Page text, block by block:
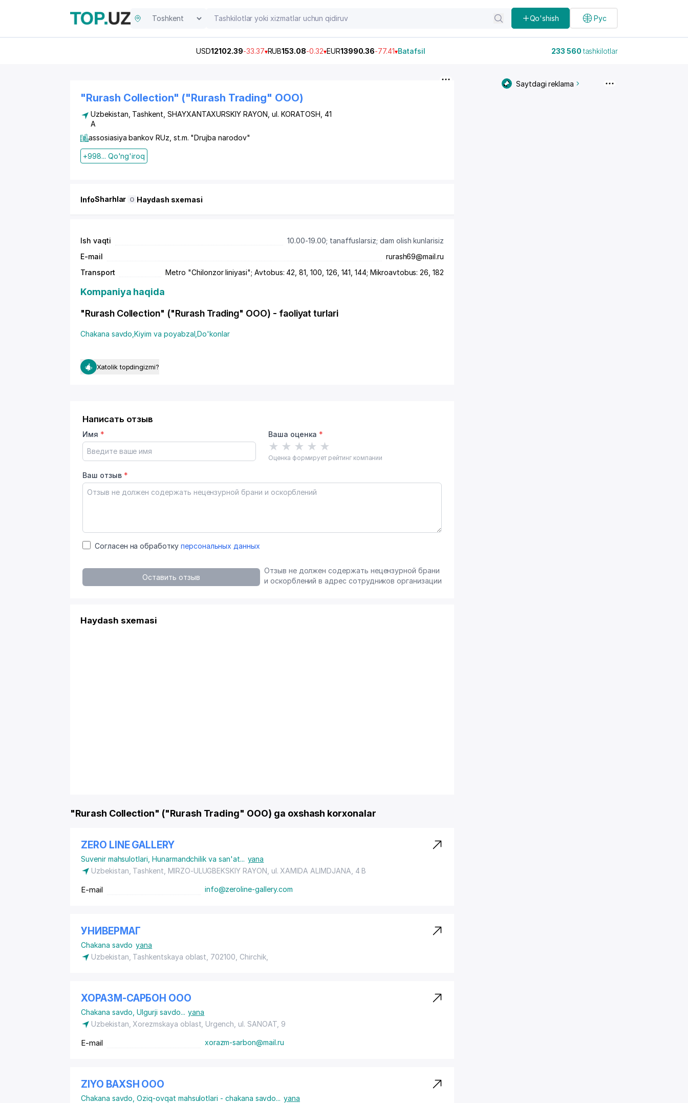
Qo'shish Рус
USD12102.39-33.37 RUB153.08-0.32 EUR13990.36-77.41 Batafsil 233 560tashkilotlar
"Rurash Collection" ("Rurash Trading" OOO)
Uzbekistan, Tashkent SHAYXANTAXURSKIY RAYON , ul. KORATOSH, 41
A
assosiasiya bankov RUz, st.m. "Drujba narodov"
+998... Qo'ng'iroq
InfoSharhlar 0 Haydash sxemasi
Ish vaqti
10.00-19.00; tanaffuslarsiz; dam olish kunlarisiz
E-mail
rurash69@mail.ru
Transport
Metro "Chilonzor liniyasi"; Avtobus: 42, 81, 100, 126, 141, 144; Mikroavtobus: 26, 182
Kompaniya haqida
"Rurash Collection" ("Rurash Trading" OOO) - faoliyat turlari
Chakana savdo ,Kiyim va poyabzal ,Do'konlar
Xatolik topdingizmi?
Написать отзыв
Имя * Ваша оценка *
★ ★ ★ ★ ★
Оценка формирует рейтинг компании
Ваш отзыв *
Согласен на обработку персональных данных
Оставить отзыв
Отзыв не должен содержать нецензурной брани
и оскорблений в адрес сотрудников организации
Haydash sxemasi
"Rurash Collection" ("Rurash Trading" OOO) ga oxshash korxonalar
ZERO LINE GALLERY
Suvenir mahsulotlari Hunarmandchilik va san'at... yana
Uzbekistan, Tashkent, MIRZO-ULUGBEKSKIY RAYON ul. XAMIDA ALIMDJANA , 4 B
E-mail info@zeroline-gallery.com
УНИВЕРМАГ
Chakana savdo yana
Uzbekistan, Tashkentskaya oblast, 702100, Chirchik,
ХОРАЗМ-САРБОН ООО
Chakana savdo ,Ulgurji savdo... yana
Uzbekistan, Xorezmskaya oblast, Urgench, ul. SANOAT , 9
E-mail xorazm-sarbon@mail.ru
ZIYO BAXSH ООО
Chakana savdo ,Oziq-ovqat mahsulotlari - chakana savdo... yana
Saytdagi reklama